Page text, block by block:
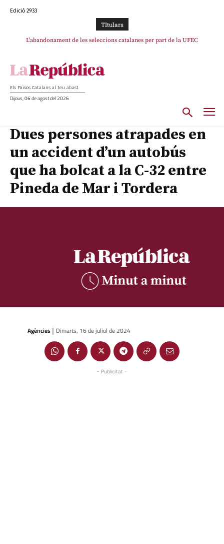
Edició 2933
TItulars
L’abandonament de les seleccions catalanes per part de la UFEC
Els Països Catalans al teu abast
Dijous, 06 de agost del 2026
Dues persones atrapades en
un accident d’un autobús
que ha bolcat a la C-32 entre
Pineda de Mar i Tordera
Agències | Dimarts, 16 de juliol de 2024
- Publicitat -